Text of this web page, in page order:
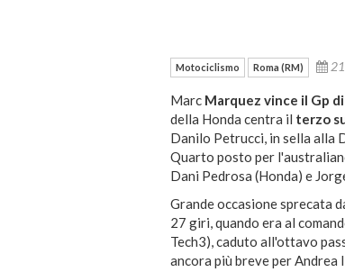
Motociclismo Roma (RM)
Marc Marquez vince il Gp
della Honda centra il terzo
Danilo Petrucci, in sella alla
Quarto posto per
Dani Pedrosa (Honda) e
Grande occasione sprecata
27 giri, quando era al
Tech3), caduto all'ottavo
ancora più breve per Andrea